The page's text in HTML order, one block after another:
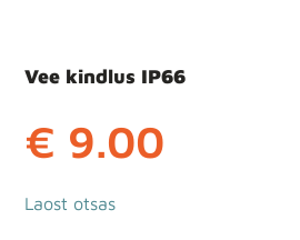
Vee kindlus IP66
€ 9.00
Laost otsas